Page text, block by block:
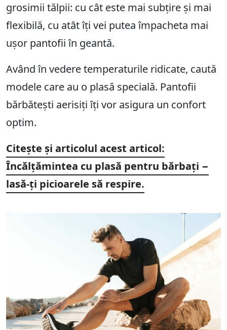
grosimii tălpii: cu cât este mai subțire și mai
flexibilă, cu atât îți vei putea împacheta mai
ușor pantofii în geantă.
Având în vedere temperaturile ridicate, caută
modele care au o plasă specială. Pantofii
bărbătești aerisiți îți vor asigura un confort
optim.
Citește și articolul acest articol:
Încălțămintea cu plasă pentru bărbați −
lasă-ți picioarele să respire.